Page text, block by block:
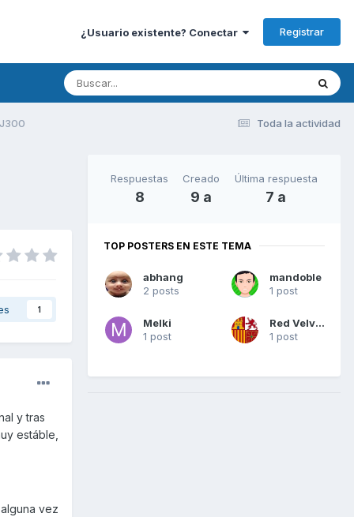
¿Usuario existente? Conectar Registrar
Toda la actividad
1
y tras
estáble,
vez
Respuestas
8
Creado
9 a
Última respuesta
7 a
TOP POSTERS EN ESTE TEMA
abhang
2 posts
mandoble
1 post
Melki
1 post
Red Velvet
1 post